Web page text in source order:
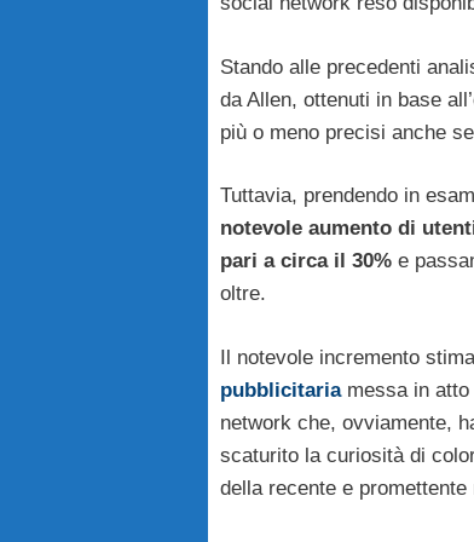
Stando alle precedenti
da Allen, ottenuti in base
più o meno precisi anche
Tuttavia, prendendo in
notevole aumento di
pari a circa il 30% e
oltre.
Il notevole incremento
pubblicitariamessa in atto
network che, ovviamente,
scaturito la curiosità di
della recente e